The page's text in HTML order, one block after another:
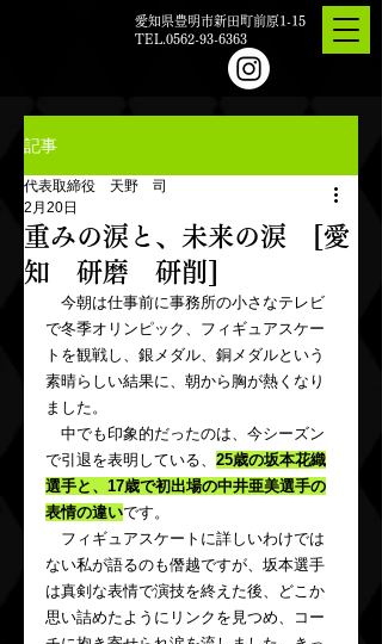
愛知県豊明市新田町前原1-15
TEL.0562-93-6363
記事
重みの涙と、未来の涙 [愛
知 研磨 研削]
代表取締役 天野 司
2月20日
今朝は仕事前に事務所の小さなテレビ
で冬季オリンピック、フィギュアスケー
トを観戦し、銀メダル、銅メダルという
素晴らしい結果に、朝から胸が熱くなり
ました。
中でも印象的だったのは、今シーズン
で引退を表明している、 25歳の坂本花織
選手と、17歳で初出場の中井亜美選手の
表情の違いです。
フィギュアスケートに詳しいわけでは
ない私が語るのも僭越ですが、坂本選手
は真剣な表情で演技を終えた後、どこか
思い詰めたようにリンクを見つめ、コー